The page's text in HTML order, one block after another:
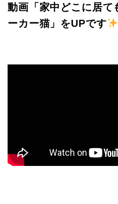
動画「家中どこに居て
ーカー猫」をUPです